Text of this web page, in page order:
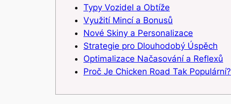
Typy Vozidel a Obtíže
Využití Mincí a Bonusů
Nové Skiny a Personalizace
Strategie pro Dlouhodobý Úspěch
Optimalizace Načasování a Reflexů
Proč Je Chicken Road Tak Populární?